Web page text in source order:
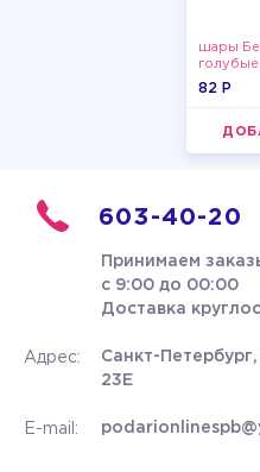
шары
голубые
82 P
603-40-20
Принимаем
с 9:00 до 00:00
Доставка
Адрес:
Санкт-
23Е
E-mail: